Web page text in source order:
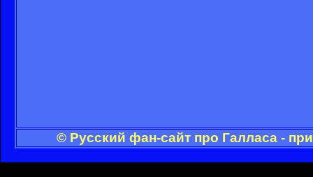
© Русский фан-сайт про Галласа -